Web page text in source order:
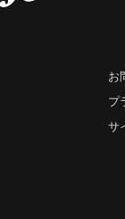
お
プ
サ